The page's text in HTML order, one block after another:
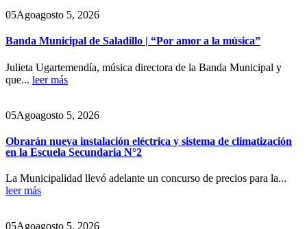
05Agoagosto 5, 2026
Banda Municipal de Saladillo | “Por amor a la música”
Julieta Ugartemendía, música directora de la Banda Municipal y
que... leer más
05Agoagosto 5, 2026
Obrarán nueva instalación eléctrica y sistema de climatización
en la Escuela Secundaria N°2
La Municipalidad llevó adelante un concurso de precios para la...
leer más
05Agoagosto 5, 2026